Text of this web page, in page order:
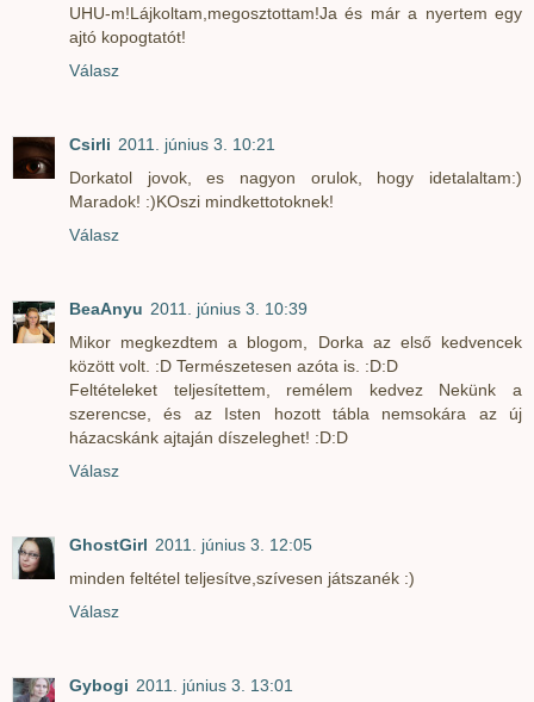
UHU-m!Lájkoltam,megosztottam!Ja és már a nyertem egy
ajtó kopogtatót!
Válasz
Csirli 2011. június 3. 10:21
Dorkatol jovok, es nagyon orulok, hogy idetalaltam:)
Maradok! :)KOszi mindkettotoknek!
Válasz
BeaAnyu 2011. június 3. 10:39
Mikor megkezdtem a blogom, Dorka az első kedvencek
között volt. :D Természetesen azóta is. :D:D
Feltételeket teljesítettem, remélem kedvez Nekünk a
szerencse, és az Isten hozott tábla nemsokára az új
házacskánk ajtaján díszeleghet! :D:D
Válasz
GhostGirl 2011. június 3. 12:05
minden feltétel teljesítve,szívesen játszanék :)
Válasz
Gybogi 2011. június 3. 13:01